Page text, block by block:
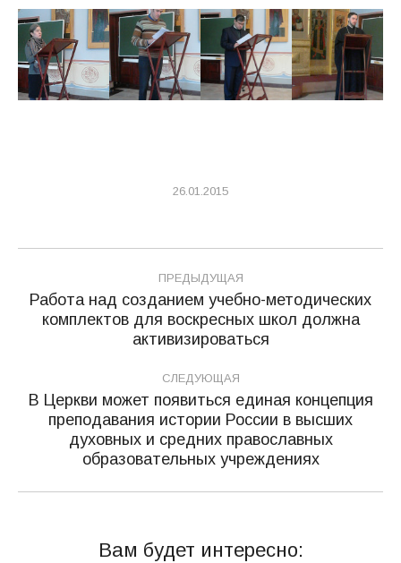
26.01.2015
Навигация
по
записям
ПРЕДЫДУЩАЯ
Предыдущая
запись:
Работа над созданием учебно-методических
комплектов для воскресных школ должна
активизироваться
СЛЕДУЮЩАЯ
Следующая
запись:
В Церкви может появиться единая концепция
преподавания истории России в высших
духовных и средних православных
образовательных учреждениях
Вам будет интересно: